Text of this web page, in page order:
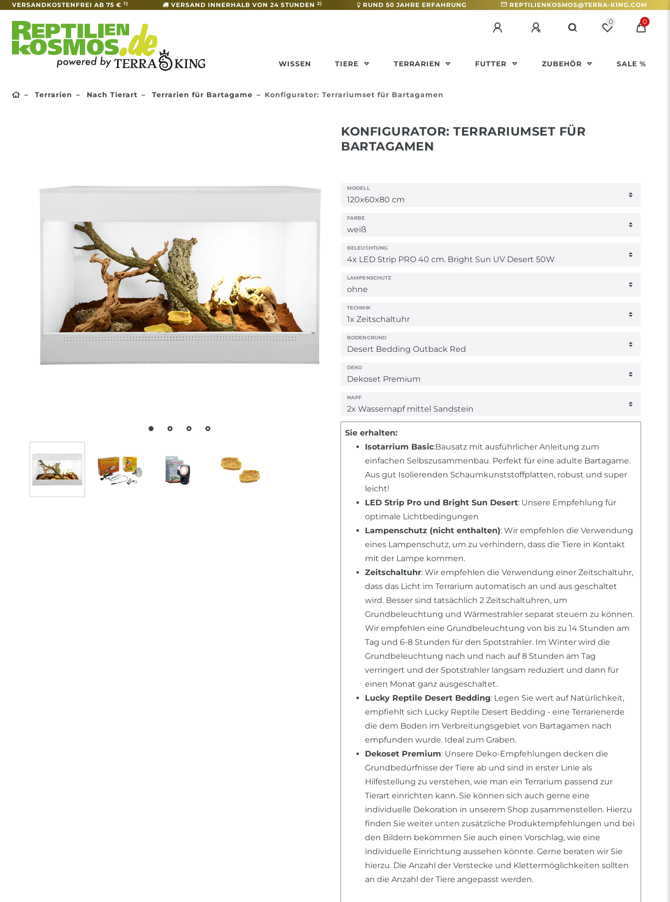
VERSANDKOSTENFREI AB 75 € 1) VERSAND INNERHALB VON 24 STUNDEN 2) RUND 50 JAHRE ERFAHRUNG REPTILIENKOSMOS@TERRA-KING.COM
0 0
WISSEN TIERE TERRARIEN FUTTER ZUBEHÖR SALE %
Terrarien Nach Tierart Terrarien für Bartagame Konfigurator: Terrariumset für Bartagamen
KONFIGURATOR: TERRARIUMSET FÜR
BARTAGAMEN
MODELL
FARBE
BELEUCHTUNG
LAMPENSCHUTZ
TECHNIK
BODENGRUND
DEKO
NAPF
Sie erhalten:
Isotarrium Basic:Bausatz mit ausführlicher Anleitung zum
einfachen Selbszusammenbau. Perfekt für eine adulte Bartagame.
Aus gut Isolierenden Schaumkunststoffplatten, robust und super
leicht!
LED Strip Pro und Bright Sun Desert: Unsere Empfehlung für
optimale Lichtbedingungen
Lampenschutz (nicht enthalten): Wir empfehlen die Verwendung
eines Lampenschutz, um zu verhindern, dass die Tiere in Kontakt
mit der Lampe kommen.
Zeitschaltuhr: Wir empfehlen die Verwendung einer Zeitschaltuhr,
dass das Licht im Terrarium automatisch an und aus geschaltet
wird. Besser sind tatsächlich 2 Zeitschaltuhren, um
Grundbeleuchtung und Wärmestrahler separat steuern zu können.
Wir empfehlen eine Grundbeleuchtung von bis zu 14 Stunden am
Tag und 6-8 Stunden für den Spotstrahler. Im Winter wird die
Grundbeleuchtung nach und nach auf 8 Stunden am Tag
verringert und der Spotstrahler langsam reduziert und dann für
einen Monat ganz ausgeschaltet.
Lucky Reptile Desert Bedding: Legen Sie wert auf Natürlichkeit,
empfiehlt sich Lucky Reptile Desert Bedding - eine Terrarienerde
die dem Boden im Verbreitungsgebiet von Bartagamen nach
empfunden wurde. Ideal zum Graben.
Dekoset Premium: Unsere Deko-Empfehlungen decken die
Grundbedürfnisse der Tiere ab und sind in erster Linie als
Hilfestellung zu verstehen, wie man ein Terrarium passend zur
Tierart einrichten kann. Sie können sich auch gerne eine
individuelle Dekoration in unserem Shop zusammenstellen. Hierzu
finden Sie weiter unten zusätzliche Produktempfehlungen und bei
den Bildern bekommen Sie auch einen Vorschlag, wie eine
individuelle Einrichtung aussehen könnte. Gerne beraten wir Sie
hierzu. Die Anzahl der Verstecke und Klettermöglichkeiten sollten
an die Anzahl der Tiere angepasst werden.